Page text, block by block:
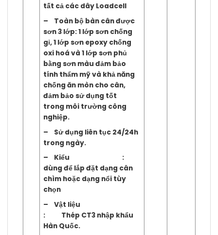
tất cả các dây Loadcell
– Toàn bộ bàn cân được
sơn 3 lớp: 1 lớp sơn chống
gỉ, 1 lớp sơn epoxy chống
oxi hoá và 1 lớp sơn phủ
bằng sơn màu đảm bảo
tính thẩm mỹ và khả năng
chống ăn mòn cho cân,
đảm bảo sử dụng tốt
trong môi trường công
nghiệp.
– Sử dụng liên tục 24/24h
trong ngày.
– Kiểu :
dùng để lắp đặt dạng cân
chìm hoặc dạng nổi tùy
chọn
– Vật liệu
: Thép CT3 nhập khẩu
Hàn Quốc.